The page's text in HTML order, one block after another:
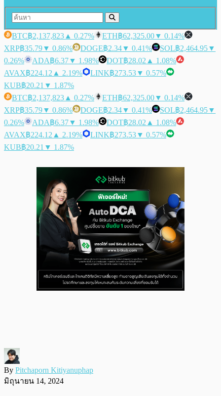
BTC฿2,137,823 ▲ 0.27% ETH฿62,325.00▼ 0.14%
XRP฿35.79▼ 0.86% DOGE฿2.34▼ 0.41% SOL฿2,464.95▼
0.26%
ADA฿6.37▼ 1.98% DOT฿28.02 ▲ 1.08%
AVAX฿224.12 ▲ 2.19% LINK฿273.53▼ 0.57%
KUB฿20.21 ▼ 1.87%
BTC฿2,137,823 ▲ 0.27% ETH฿62,325.00▼ 0.14%
XRP฿35.79▼ 0.86% DOGE฿2.34▼ 0.41% SOL฿2,464.95▼
0.26%
ADA฿6.37▼ 1.98% DOT฿28.02 ▲ 1.08%
AVAX฿224.12 ▲ 2.19% LINK฿273.53▼ 0.57%
KUB฿20.21 ▼ 1.87%
By Pitchaporn Kitiyanuphap
มิถุนายน 14, 2024